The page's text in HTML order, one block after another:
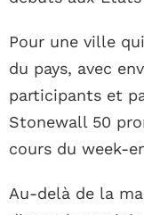
Pour une ville
du pays, avec
participants et
Stonewall 50
cours du week-
Au-delà de la